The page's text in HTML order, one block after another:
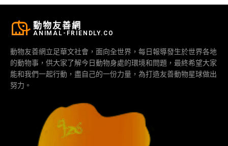
動物友善網
ANIMAL-FRIENDLY.CO
動物友善網立足華文社會，面向全世界，每日報導發生於世界各地
的動物事，供大家了解今日動物身處的環境和問題，最終希望大家
能和我們一起行動，盡自己的一份力量，為打造友善動物星球做出
努力。